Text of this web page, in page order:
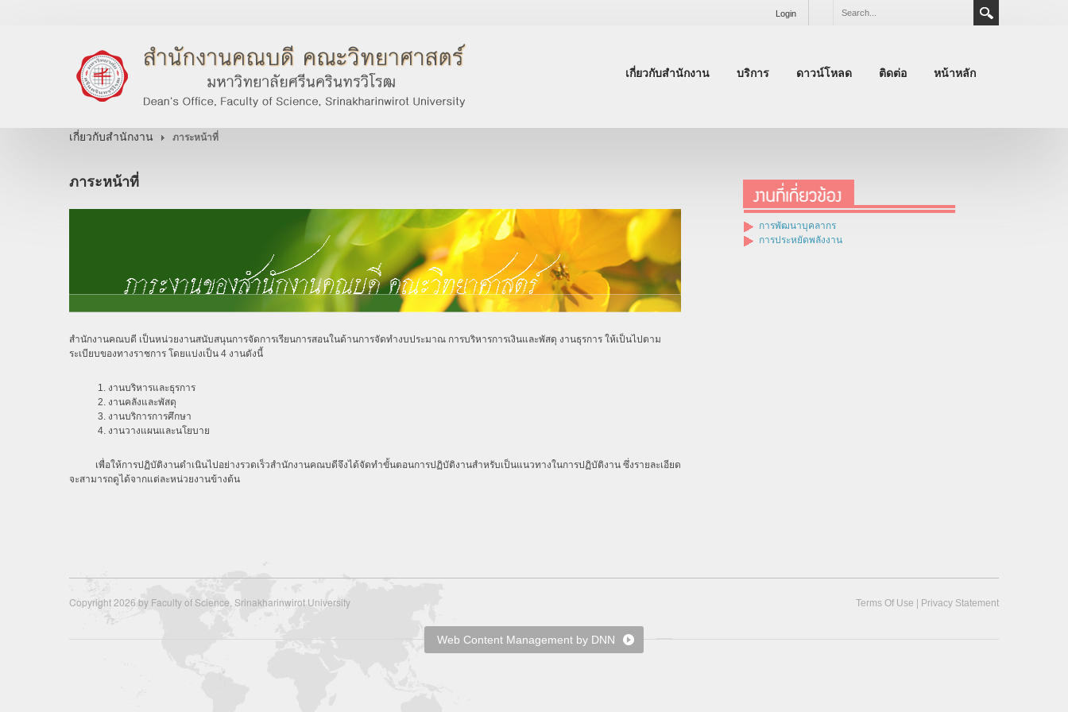
Login
เกี่ยวกับสำนักงาน บริการ ดาวน์โหลด ติดต่อ หน้าหลัก
เกี่ยวกับสำนักงาน ภาระหน้าที่
ภาระหน้าที่
สำนักงานคณบดี เป็นหน่วยงานสนับสนุนการจัดการเรียนการสอนในด้านการจัดทำงบประมาณ การบริหารการเงินและพัสดุ งานธุรการ ให้เป็นไปตาม
ระเบียบของทางราชการ โดยแบ่งเป็น 4 งานดังนี้
1. งานบริหารและธุรการ
2. งานคลังและพัสดุ
3. งานบริการการศึกษา
4. งานวางแผนและนโยบาย
เพื่อให้การปฏิบัติงานดำเนินไปอย่างรวดเร็วสำนักงานคณบดีจึงได้จัดทำขั้นตอนการปฏิบัติงานสำหรับเป็นแนวทางในการปฏิบัติงาน ซึ่งรายละเอียด
จะสามารถดูได้จากแต่ละหน่วยงานข้างต้น
การพัฒนาบุคลากร
การประหยัดพลังงาน
Terms Of Use | Privacy Statement
Copyright 2026 by Faculty of Science, Srinakharinwirot University
Web Content Management by DNN